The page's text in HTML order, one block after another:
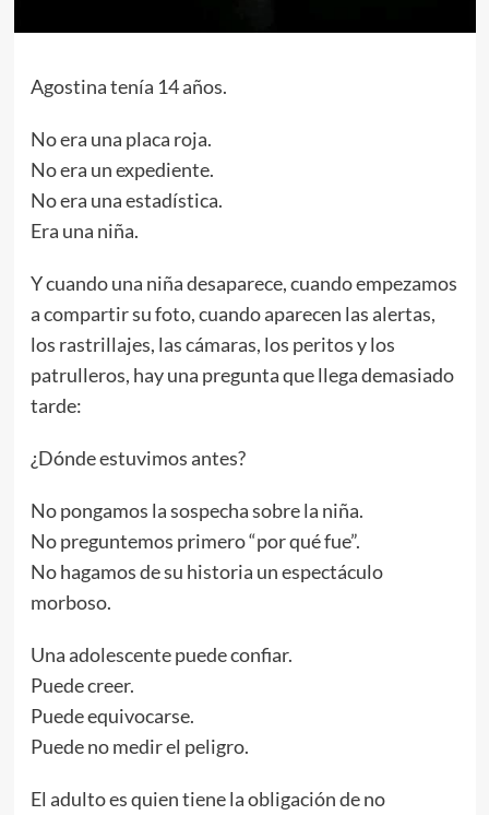
Agostina tenía 14 años.
No era una placa roja.
No era un expediente.
No era una estadística.
Era una niña.
Y cuando una niña desaparece, cuando empezamos
a compartir su foto, cuando aparecen las alertas,
los rastrillajes, las cámaras, los peritos y los
patrulleros, hay una pregunta que llega demasiado
tarde:
¿Dónde estuvimos antes?
No pongamos la sospecha sobre la niña.
No preguntemos primero “por qué fue”.
No hagamos de su historia un espectáculo
morboso.
Una adolescente puede confiar.
Puede creer.
Puede equivocarse.
Puede no medir el peligro.
El adulto es quien tiene la obligación de no